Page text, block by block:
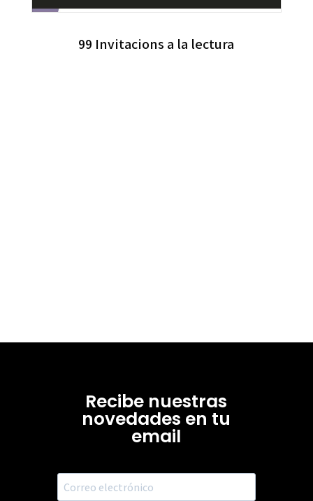
99 Invitacions a la lectura
Recibe nuestras
novedades en tu
email